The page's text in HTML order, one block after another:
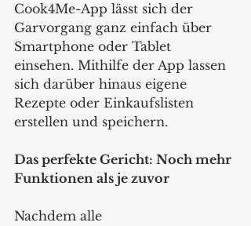
Cook4Me-App lässt sich der
Garvorgang ganz einfach über
Smartphone oder Tablet
einsehen. Mithilfe der App lassen
sich darüber hinaus eigene
Rezepte oder Einkaufslisten
erstellen und speichern.
Das perfekte Gericht: Noch mehr
Funktionen als je zuvor
Nachdem alle